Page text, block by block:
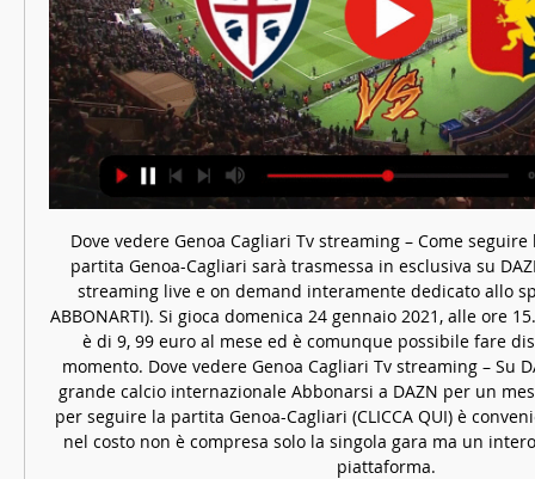
Dove vedere Genoa Cagliari Tv streaming – Come
partita Genoa-Cagliari sarà trasmessa in esclusiva su
streaming live e on demand interamente dedicato allo
ABBONARTI). Si gioca domenica 24 gennaio 2021, alle ore
è di 9, 99 euro al mese ed è comunque possibile fare
momento. Dove vedere Genoa Cagliari Tv streaming – Su
grande calcio internazionale Abbonarsi a DAZN per un
per seguire la partita Genoa-Cagliari (CLICCA QUI) è
nel costo non è compresa solo la singola gara ma un
piattaforma.